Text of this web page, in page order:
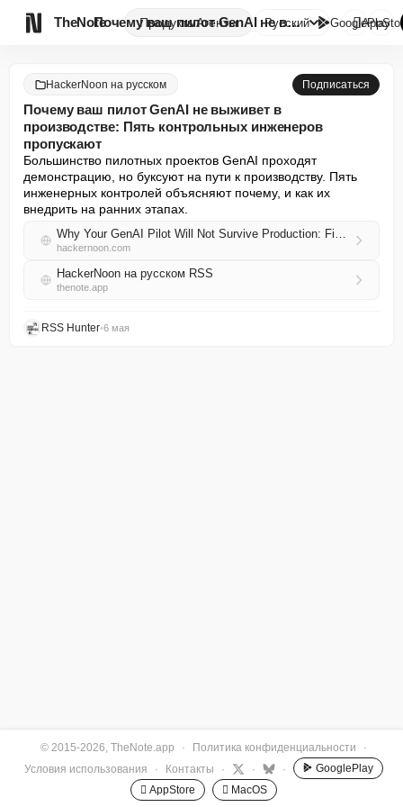
TheNote ПродуктыАгенты Почему ваш пилот GenAI не выжи...
Русский GooglePlay

HackerNoon на русском Подписаться
Почему ваш пилот GenAI не выживет в
производстве: Пять контрольных инженеров
пропускают
Большинство пилотных проектов GenAI проходят
демонстрацию, но буксуют на пути к производству. Пять
инженерных контролей объясняют почему, и как их
внедрить на ранних этапах.
Why Your GenAI Pilot Will Not Survive Production: Five Controls Engineers Skip
hackernoon.com
HackerNoon на русском RSS
thenote.app
RSS Hunter•6 мая
© 2015-2026, TheNote.app · Политика конфиденциальности
·
Условия использования
· Контакты · · ·
GooglePlay
 AppStore
 MacOS